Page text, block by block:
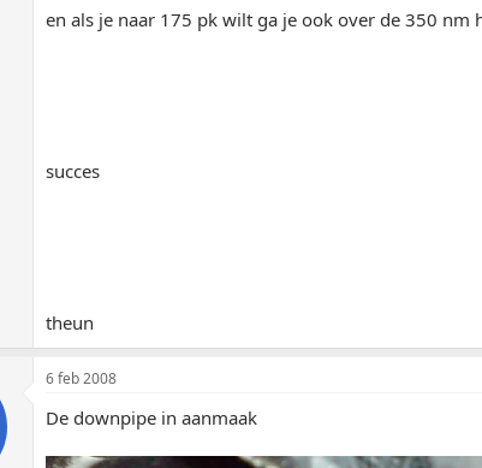
en als je naar 175 pk wilt ga je ook over de 350 nm
succes
theun
6 feb 2008
De downpipe in aanmaak